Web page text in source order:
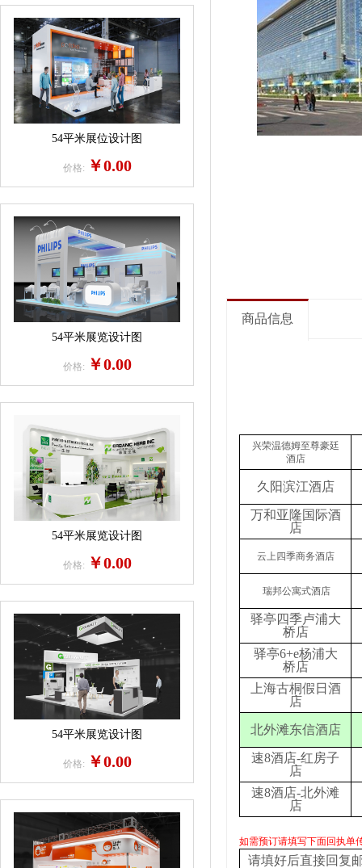
商品信息
兴荣温德姆至尊豪廷
酒店
久阳滨江酒店
万和亚隆国际酒
店
云上四季商务酒店
瑞邦公寓式酒店
驿亭四季卢浦大
桥店
驿亭6+e杨浦大
桥店
上海古桐假日酒
店
北外滩东信酒店
速8酒店-红房子
店
速8酒店-北外滩
店
如需预订请填写下面回执单
请填好后直接回复
54平米展位设计图
价格: ￥0.00
54平米展览设计图
价格: ￥0.00
54平米展览设计图
价格: ￥0.00
54平米展览设计图
价格: ￥0.00